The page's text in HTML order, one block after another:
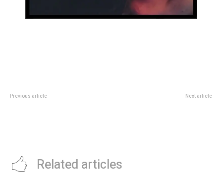
Previous article Next article
Related articles